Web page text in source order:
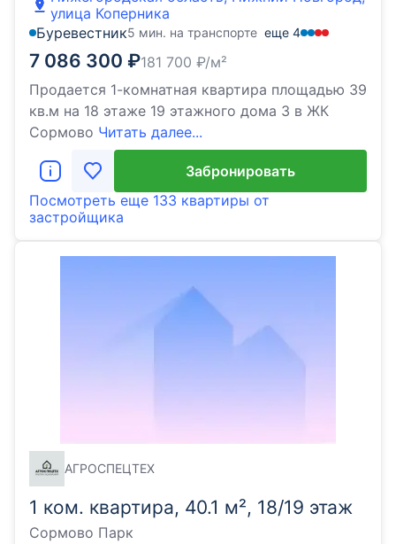
улица Коперника
Буревестник5 мин. на транспорте еще 4
7 086 300 ₽181 700 ₽/м²
Продается 1-комнатная квартира площадью 39
кв.м на 18 этаже 19 этажного дома 3 в ЖК
Сормово Читать далее...
Забронировать
Посмотреть еще 133 квартиры от
застройщика
1 ком. квартира, 40.1 м², 18/19 этаж
Сормово Парк
АГРОСПЕЦТЕХ